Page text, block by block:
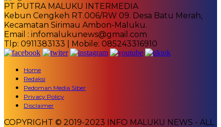
PT PUTRA MALUKU INTERMEDIA
Kebun Cengkeh RT.006/RW 09. Desa Batu Merah,
Kecamatan Sirimau Ambon-Maluku.
Email : infomalukunews@gmail.com
Tlp: 0911383133 | Mobile: 085243316910
Home
Redaksi
Pedoman Media Siber
Privacy Policy
Disclaimer
COPYRIGHT © 2019-2023 INFO MALUKU NEWS - ALL